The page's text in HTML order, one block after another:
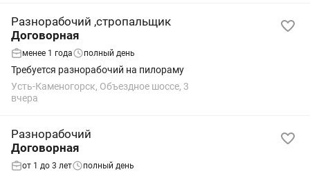
Разнорабочий ,стропальщик
Договорная
менее 1 года полный день
Требуется разнорабочий на пилораму
Усть-Каменогорск, Объездное шоссе, 3
вчера
Разнорабочий
Договорная
от 1 до 3 лет полный день